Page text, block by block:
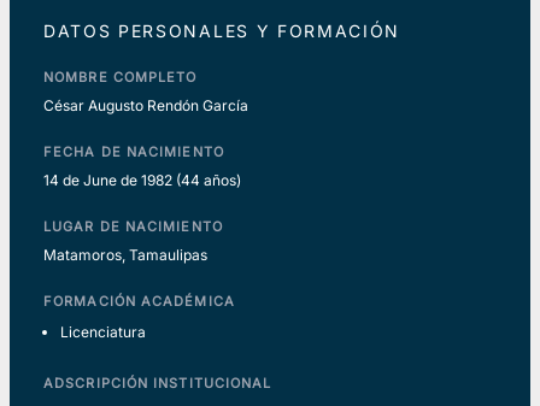
DATOS PERSONALES Y FORMACIÓN
NOMBRE COMPLETO
César Augusto Rendón García
FECHA DE NACIMIENTO
14 de June de 1982 (44 años)
LUGAR DE NACIMIENTO
Matamoros, Tamaulipas
FORMACIÓN ACADÉMICA
Licenciatura
ADSCRIPCIÓN INSTITUCIONAL